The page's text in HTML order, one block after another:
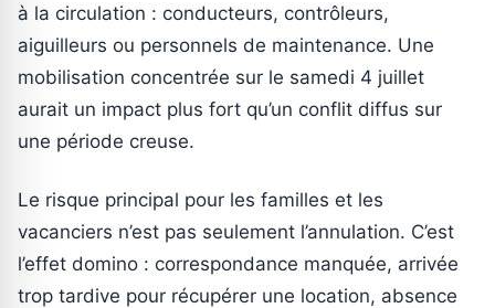
à la circulation : conducteurs, contrôleurs,
aiguilleurs ou personnels de maintenance. Une
mobilisation concentrée sur le samedi 4 juillet
aurait un impact plus fort qu’un conflit diffus sur
une période creuse.
Le risque principal pour les familles et les
vacanciers n’est pas seulement l’annulation. C’est
l’effet domino : correspondance manquée, arrivée
trop tardive pour récupérer une location, absence